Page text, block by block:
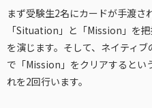
まず受験生2名にカードが手渡さ
「Situation」と「Mission」を
を演じます。そして、ネイティ
で「Mission」をクリアするとい
れを2回行います。